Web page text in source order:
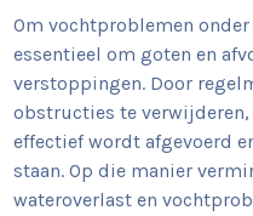
Om vochtproblemen
essentieel om goten en
verstoppingen. Door
obstructies te
effectief wordt afgevoerd
staan. Op die manier
wateroverlast en